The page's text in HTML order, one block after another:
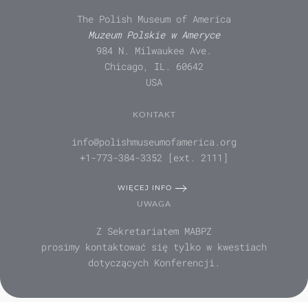
The Polish Museum of America
Muzeum Polskie w Ameryce
984 N. Milwaukee Ave.
Chicago, IL. 60642
USA
KONTAKT
info@polishmuseumofamerica.org
+1-773-384-3352 [ext. 2111]
WIĘCEJ INFO
UWAGA
Z Sekretariatem MABPZ
prosimy kontaktować się tylko w kwestiach
dotyczących Konferencji.